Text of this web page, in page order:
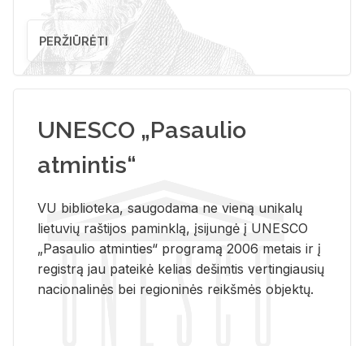
PERŽIŪRĖTI
UNESCO „Pasaulio
atmintis“
VU biblioteka, saugodama ne vieną unikalų
lietuvių raštijos paminklą, įsijungė į UNESCO
„Pasaulio atminties“ programą 2006 metais ir į
registrą jau pateikė kelias dešimtis vertingiausių
nacionalinės bei regioninės reikšmės objektų.